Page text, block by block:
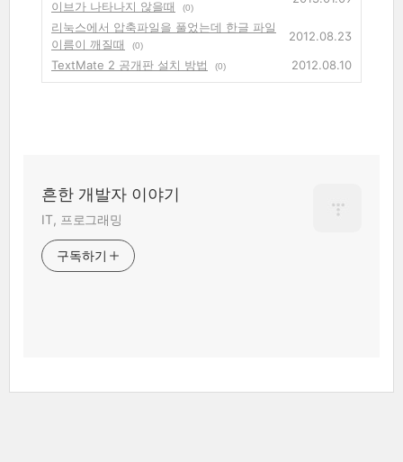
이브가 나타나지 않을때
(0)
리눅스에서 압축파일을 풀었는데 한글 파일
이름이 깨질때
(0)
2012.08.23
TextMate 2 공개판 설치 방법
(0) 2012.08.10
흔한 개발자 이야기
IT, 프로그래밍
구독하기